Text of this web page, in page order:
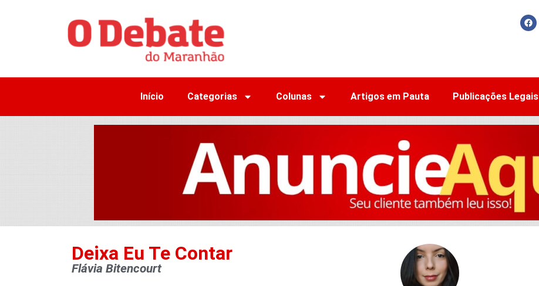
Início Categorias Colunas Artigos em Pauta Publicações Legais
Deixa Eu Te Contar
Flávia Bitencourt